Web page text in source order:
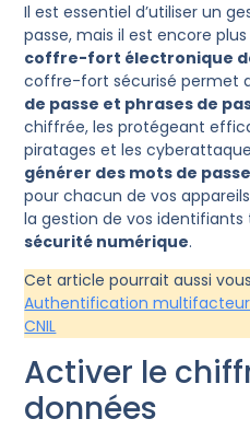
Il est essentiel d’utiliser un
passe, mais il est encore
coffre-fort électronique
coffre-fort sécurisé permet
de passe et phrases de
chiffrée, les protégeant
piratages et les
générer des mots de
pour chacun de vos
la gestion de vos
sécurité numérique.
Cet article pourrait aussi
Authentification
CNIL
Activer le
données